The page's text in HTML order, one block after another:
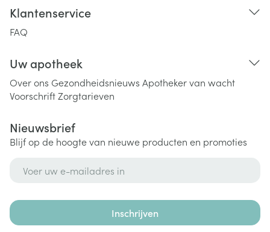
Klantenservice
FAQ
Uw apotheek
Over ons Gezondheidsnieuws Apotheker van wacht
VoorschriftZorgtarieven
Nieuwsbrief
Blijf op de hoogte van nieuwe producten en promoties
Inschrijven